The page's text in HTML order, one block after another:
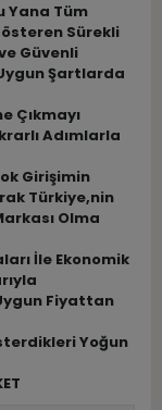
Yana Tüm
Sürekli
Güvenli
Şartlarda
Çıkmayı
Adımlarla
Girişimin
Türkiye,nin
Olma
İle Ekonomik
Fiyattan
Yoğun